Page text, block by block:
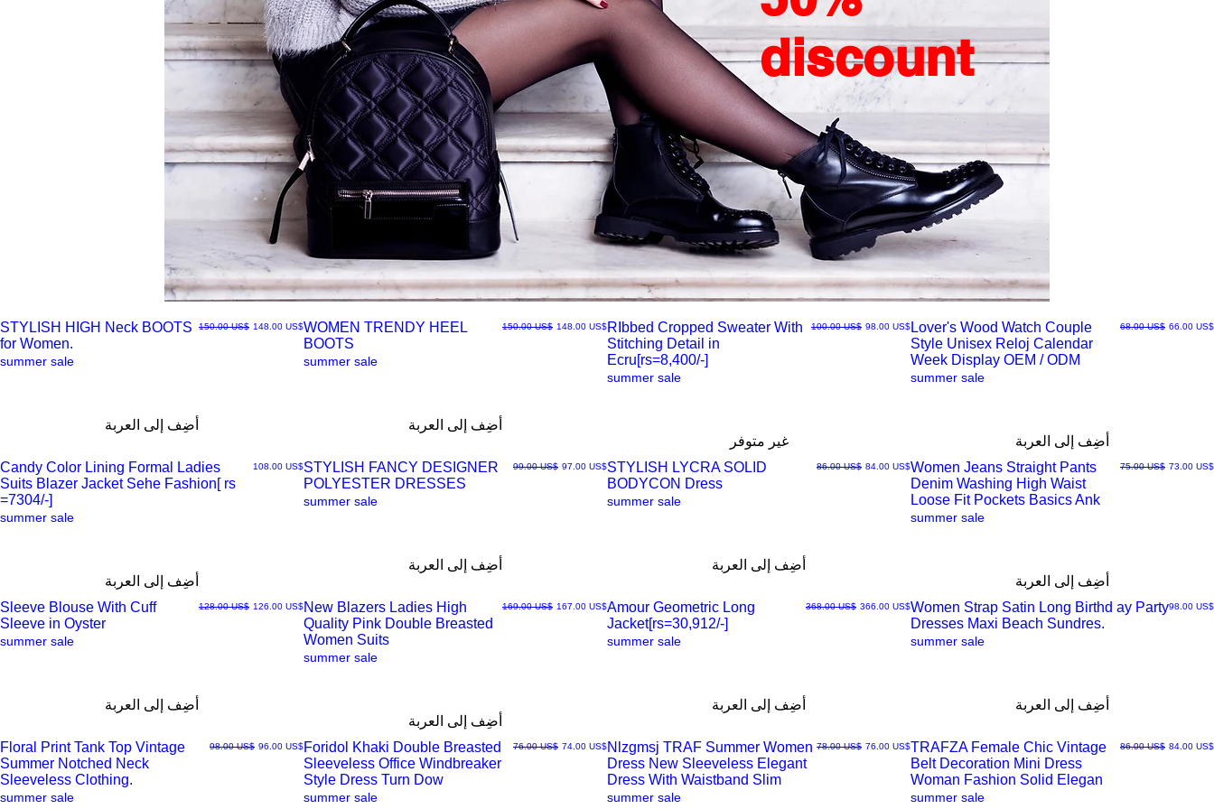
discount
العرض
STYLISH HIGH Neck BOOTS
for Women.
سعر عادي‏150.00 US$ سعر البيع‏148.00 US$
summer sale
أضِف إلى العربة
العرض
WOMEN TRENDY HEEL
BOOTS
سعر عادي‏150.00 US$ سعر البيع‏148.00 US$
summer sale
أضِف إلى العربة
العرض
RIbbed Cropped Sweater With
Stitching Detail in
Ecru[rs=8,400/-]
سعر عادي‏100.00 US$ سعر البيع‏98.00 US$
summer sale
غير متوفر
العرض
Lover's Wood Watch Couple
Style Unisex Reloj Calendar
Week Display OEM / ODM
سعر عادي
‏68.00 US$ سعر البيع‏66.00 US$
summer sale
أضِف إلى العربة
العرض
Candy Color Lining Formal Ladies
Suits Blazer Jacket Sehe Fashion[ rs
=7304/-]
السعر ‏108.00 US$
summer sale
أضِف إلى العربة
العرض
STYLISH FANCY DESIGNER
POLYESTER DRESSES
سعر عادي
‏99.00 US$ سعر البيع‏97.00 US$
summer sale
أضِف إلى العربة
العرض
STYLISH LYCRA SOLID
BODYCON Dress
سعر عادي
‏86.00 US$ سعر البيع‏84.00 US$
summer sale
أضِف إلى العربة
العرض
Women Jeans Straight Pants
Denim Washing High Waist
Loose Fit Pockets Basics Ank
سعر عادي
‏75.00 US$ سعر البيع‏73.00 US$
summer sale
أضِف إلى العربة
العرض
Sleeve Blouse With Cuff
Sleeve in Oyster
سعر عادي‏128.00 US$ سعر البيع‏126.00 US$
summer sale
أضِف إلى العربة
العرض
New Blazers Ladies High
Quality Pink Double Breasted
Women Suits
سعر عادي‏169.00 US$ سعر البيع‏167.00 US$
summer sale
أضِف إلى العربة
العرض
Amour Geometric Long
Jacket[rs=30,912/-]
سعر عادي‏368.00 US$ سعر البيع‏366.00 US$
summer sale
أضِف إلى العربة
العرض
Women Strap Satin Long Birthd ay Party
Dresses Maxi Beach Sundres.
السعر ‏98.00 US$
summer sale
أضِف إلى العربة
العرض
Floral Print Tank Top Vintage
Summer Notched Neck
Sleeveless Clothing.
سعر عادي
‏98.00 US$ سعر البيع‏96.00 US$
summer sale
العرض
Foridol Khaki Double Breasted
Sleeveless Office Windbreaker
Style Dress Turn Dow
سعر عادي
‏76.00 US$ سعر البيع‏74.00 US$
summer sale
العرض
Nlzgmsj TRAF Summer Women
Dress New Sleeveless Elegant
Dress With Waistband Slim
سعر عادي
‏78.00 US$ سعر البيع‏76.00 US$
summer sale
العرض
TRAFZA Female Chic Vintage
Belt Decoration Mini Dress
Woman Fashion Solid Elegan
سعر عادي
‏86.00 US$ سعر البيع‏84.00 US$
summer sale